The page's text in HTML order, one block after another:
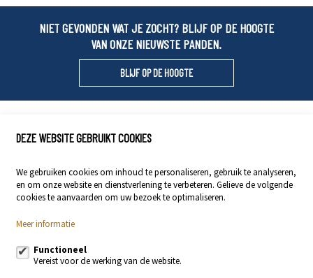
NIET GEVONDEN WAT JE ZOCHT? BLIJF OP DE HOOGTE
VAN ONZE NIEUWSTE PANDEN.
BLIJF OP DE HOOGTE
Locals Vastgoed
9400 Ninove
054 23 53 83
Volg ons op:
DEZE WEBSITE GEBRUIKT COOKIES
We gebruiken cookies om inhoud te personaliseren, gebruik te analyseren,
en om onze website en dienstverlening te verbeteren. Gelieve de volgende
cookies te aanvaarden om uw bezoek te optimaliseren.
Meer informatie
Functioneel
Vereist voor de werking van de website.